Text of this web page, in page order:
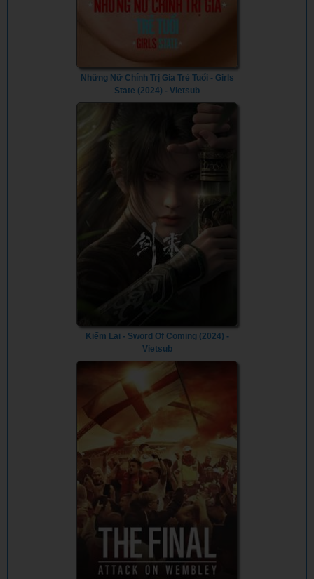
Những Nữ Chính Trị Gia Trẻ Tuổi - Girls
State (2024) - Vietsub
Kiếm Lai - Sword Of Coming (2024) -
Vietsub